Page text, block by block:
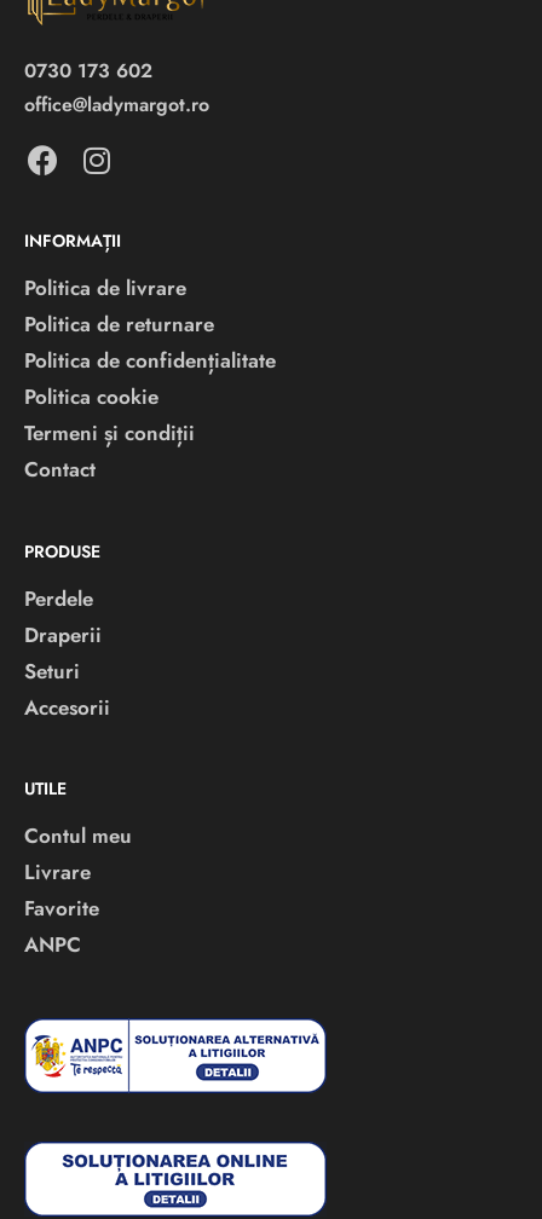
0730 173 602
office@ladymargot.ro
INFORMAȚII
Politica de livrare
Politica de returnare
Politica de confidențialitate
Politica cookie
Termeni și condiții
Contact
PRODUSE
Perdele
Draperii
Seturi
Accesorii
UTILE
Contul meu
Livrare
Favorite
ANPC